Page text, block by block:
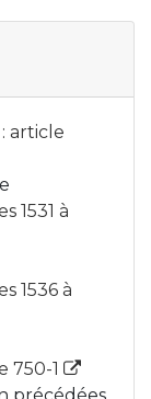
article
1531 à
1536 à
750-1